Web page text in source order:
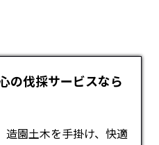
の伐採サービスなら
造園土木を手掛け、快適